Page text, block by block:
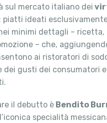
sul mercato italiano dei
: piatti ideati
minimi dettagli – ricetta,
– che,
ai ristoratori di
dei gusti dei consumatori
il debutto è Bendito
specialità